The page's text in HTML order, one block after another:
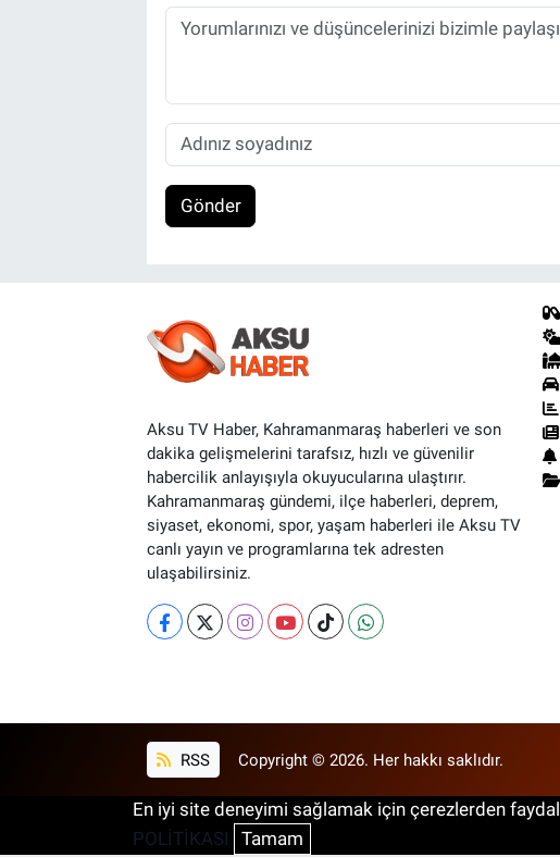
Gönder
Aksu TV Haber, Kahramanmaraş haberleri ve son
dakika gelişmelerini tarafsız, hızlı ve güvenilir
habercilik anlayışıyla okuyucularına ulaştırır.
Kahramanmaraş gündemi, ilçe haberleri, deprem,
siyaset, ekonomi, spor, yaşam haberleri ile Aksu TV
canlı yayın ve programlarına tek adresten
ulaşabilirsiniz.
RSS Copyright © 2026. Her hakkı saklıdır.
En iyi site deneyimi sağlamak için çerezlerden
POLİTİKASI
Tamam